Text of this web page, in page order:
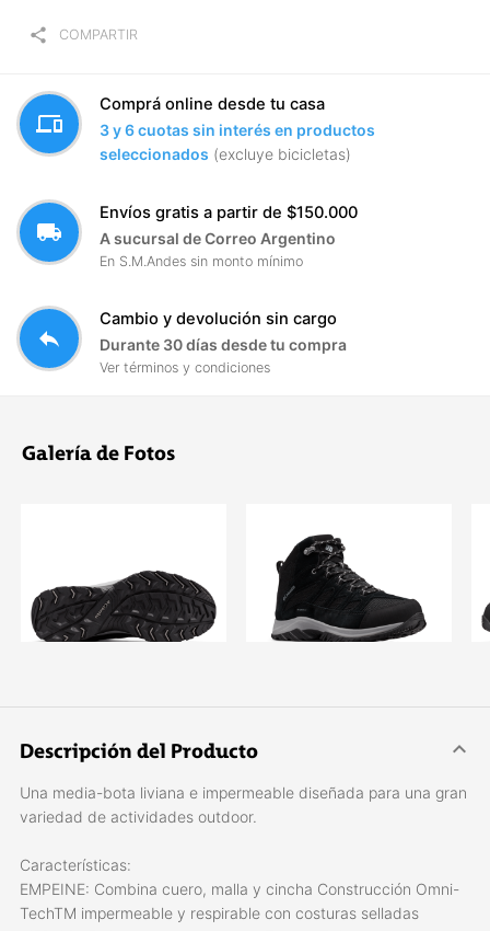
share COMPARTIR
devices
Comprá online desde tu casa
3 y 6 cuotas sin interés en productos
seleccionados (excluye bicicletas)
local_shipping
Envíos gratis a partir de $150.000
A sucursal de Correo Argentino
En S.M.Andes sin monto mínimo
reply
Cambio y devolución sin cargo
Durante 30 días desde tu compra
Ver términos y condiciones
Galería de Fotos
Descripción del Producto
Una media-bota liviana e impermeable diseñada para una gran
variedad de actividades outdoor.
Características:
EMPEINE: Combina cuero, malla y cincha Construcción Omni-
TechTM impermeable y respirable con costuras selladas